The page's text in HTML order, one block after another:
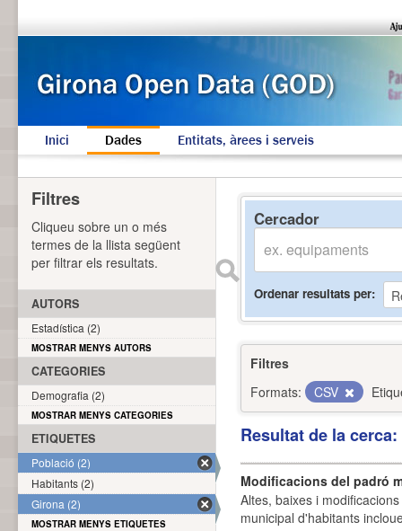
Inici Dades Entitats, àrees i serveis
Cercador
Ordenar resultats per
Filtres
Formats:
CSV
Resultat de la
Modificacions del padró
Altes, baixes i
municipal d'habitants
Filtres
Cliqueu sobre un o més
termes de la llista següent
per filtrar els resultats.
AUTORS
Estadística (2)
MOSTRAR MENYS AUTORS
CATEGORIES
Demografia (2)
MOSTRAR MENYS CATEGORIES
ETIQUETES
Població (2)
Habitants (2)
Girona (2)
MOSTRAR MENYS ETIQUETES